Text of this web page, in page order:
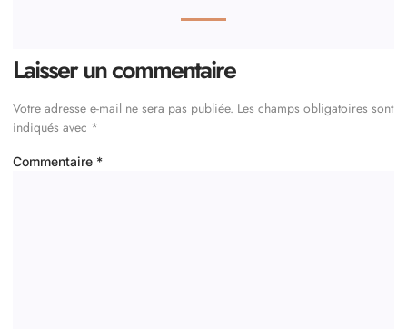
Laisser un commentaire
Votre adresse e-mail ne sera pas publiée. Les champs obligatoires sont
indiqués avec *
Commentaire *